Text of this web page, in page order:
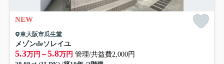
NEW
東大阪市瓜生堂
メゾンdeソレイユ
5.3万円～5.8万円 管理/共益費2,000円